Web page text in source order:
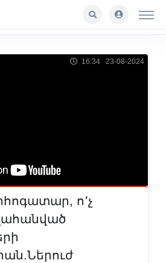
16:34 23-08-2024
ո՚չ